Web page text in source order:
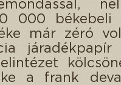
000 békebeli
már zéró
járadékpapír
a frank